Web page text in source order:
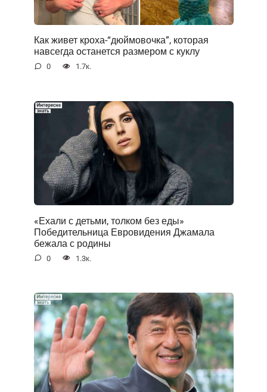
Как живет кроха-“дюймовочка”, которая
навсегда останется размером с куклу
0 1.7к.
«Ехали с детьми, толком без еды»
Победительница Евровидения Джамала
бежала с родины
0 1.3к.